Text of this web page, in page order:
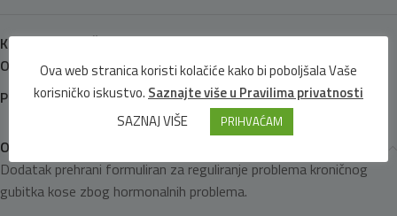
Kategorija:KOŽA I LJEPOTA
Oznake:biotin bučino ulje,ispadanje kose,l-cistin
Podijeli:
Opis
Dodatak prehrani formuliran za reguliranje problema kroničnog
gubitka kose zbog hormonalnih problema.
Ova web stranica koristi kolačiće kako bi poboljšala Vaše
korisničko iskustvo. Saznajte više u Pravilima privatnosti
SAZNAJ VIŠE
PRIHVAĆAM